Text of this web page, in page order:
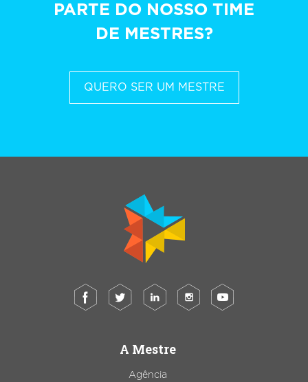
PARTE DO NOSSO TIME
DE MESTRES?
QUERO SER UM MESTRE
A Mestre
Agência